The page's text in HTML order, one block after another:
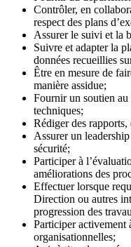
Contrôler, en
respect des plans
Assurer le suivi et la
Suivre et adapter la
données recueillies
Être en mesure de
manière assidue;
Fournir un soutien au
techniques;
Rédiger des rapports,
Assurer un
sécurité;
Participer à
améliorations des
Effectuer lorsque
Direction ou autres
progression des
Participer activement
organisationnelles;